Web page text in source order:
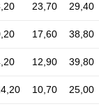
23,70 29,40
17,60 38,80
12,90 39,80
10,70 25,00